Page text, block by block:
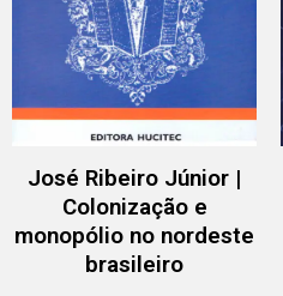
José Ribeiro Júnior |
Colonização e
monopólio no nordeste
brasileiro